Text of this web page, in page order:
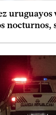
nocturnos,